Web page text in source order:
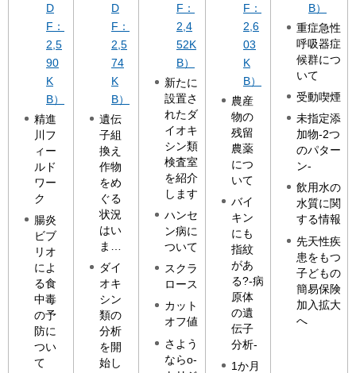
D
F：
2,5
90
K
B）
精進
川フ
ィー
ルド
ワー
ク
腸炎
ビブ
リオ
によ
る食
中毒
の予
防に
つい
て
D
F：
2,5
74
K
B）
遺伝
子組
換え
作物
をめ
ぐる
状況
はい
ま…
ダイ
オキ
シン
類の
分析
を開
始し
F：
2,4
52K
B）
新たに
設置さ
れたダ
イオキ
シン類
検査室
を紹介
します
ハンセ
ン病に
ついて
スクラ
ロース
カット
オフ値
さよう
ならo-
F：
2,6
03
K
B）
農産
物の
残留
農薬
につ
いて
バイ
キン
にも
指紋
があ
る?-病
原体
の遺
伝子
分析-
1か月
B）
重症急性
呼吸器症
候群につ
いて
受動喫煙
未指定添
加物-2つ
のパター
ン-
飲用水の
水質に関
する情報
先天性疾
患をもつ
子どもの
簡易保険
加入拡大
へ